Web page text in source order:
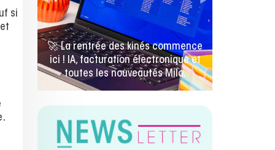
si
🚀 La rentrée des kinés commence
ici ! IA, facturation électronique et
toutes les nouveautés Milo.